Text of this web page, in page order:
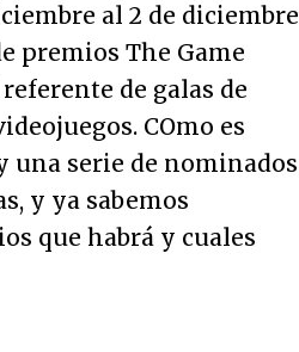
al 2 de diciembre
premios The Game
de galas de
COmo es
una serie de nominados
y ya sabemos
que habrá y cuales